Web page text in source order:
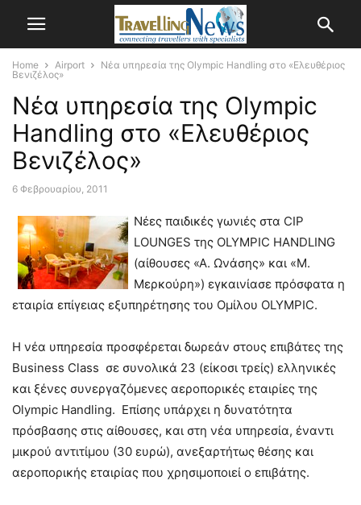
Home Airport
Nέα υπηρεσία της Olympic Handling στο «Ελευθέριος
Βενιζέλος»
Nέα υπηρεσία της Olympic
Handling στο «Ελευθέριος
Βενιζέλος»
6 Φεβρουαρίου, 2011
Nέες παιδικές γωνιές στα CIP
LOUNGES της OLYMPIC HANDLING
(αίθουσες «Α. Ωνάσης» και «Μ.
Μερκούρη») εγκαινίασε πρόσφατα η
εταιρία επίγειας εξυπηρέτησης του Ομίλου OLYMPIC.
Η νέα υπηρεσία προσφέρεται δωρεάν στους επιβάτες της
Business Class σε συνολικά 23 (είκοσι τρείς) ελληνικές
και ξένες συνεργαζόμενες αεροπορικές εταιρίες της
Οlympic Handling. Επίσης υπάρχει η δυνατότητα
πρόσβασης στις αίθουσες, και στη νέα υπηρεσία, έναντι
μικρού αντιτίμου (30 ευρώ), ανεξαρτήτως θέσης και
αεροπορικής εταιρίας που χρησιμοποιεί ο επιβάτης.